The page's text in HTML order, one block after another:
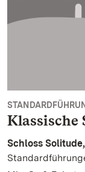
Klassische
Schloss